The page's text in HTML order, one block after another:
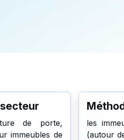
de porte,
immeubles de
les
(autour